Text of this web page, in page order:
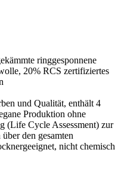
ringgesponnene
20% RCS zertifiziertes
und Qualität, enthält 4
Produktion ohne
(Life Cycle Assessment) zur
den gesamten
nicht chemisch